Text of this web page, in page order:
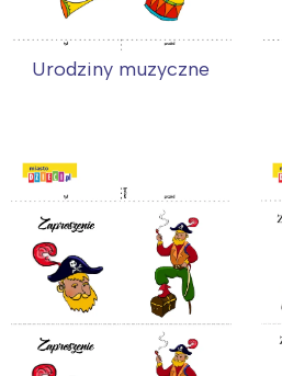
Urodziny muzyczne